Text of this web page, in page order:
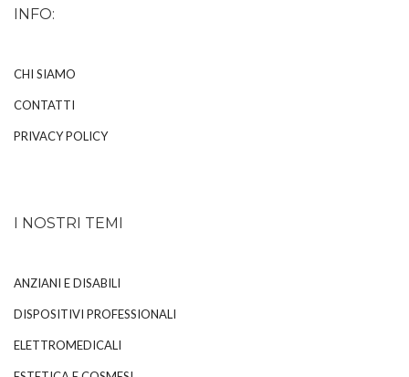
INFO:
CHI SIAMO
CONTATTI
PRIVACY POLICY
I NOSTRI TEMI
ANZIANI E DISABILI
DISPOSITIVI PROFESSIONALI
ELETTROMEDICALI